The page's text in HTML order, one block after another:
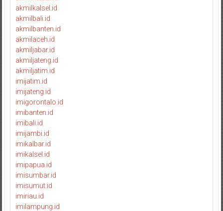
akmilkalsel.id
akmilbali.id
akmilbanten.id
akmilaceh.id
akmiljabar.id
akmiljateng.id
akmiljatim.id
imijatim.id
imijateng.id
imigorontalo.id
imibanten.id
imibali.id
imijambi.id
imikalbar.id
imikalsel.id
imipapua.id
imisumbar.id
imisumut.id
imiriau.id
imilampung.id